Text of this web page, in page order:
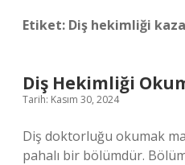
Etiket: Diş hekimliği
Diş Hekimliği
Tarih: Kasım 30, 2024
Diş doktorluğu okumak
pahalı bir bölümdür.